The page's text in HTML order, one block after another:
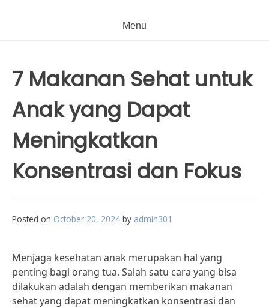
Menu
7 Makanan Sehat untuk
Anak yang Dapat
Meningkatkan
Konsentrasi dan Fokus
Posted on October 20, 2024 by admin301
Menjaga kesehatan anak merupakan hal yang
penting bagi orang tua. Salah satu cara yang bisa
dilakukan adalah dengan memberikan makanan
sehat yang dapat meningkatkan konsentrasi dan